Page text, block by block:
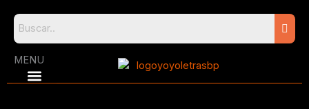
content
MENU